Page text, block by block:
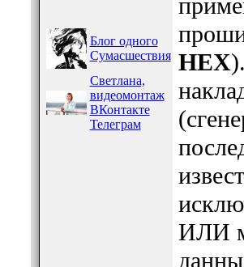
Блог одного
Сумасшествия
Светлана,
видеомонтаж
ВКонтакте
Телеграм
HEX
ИЛИ